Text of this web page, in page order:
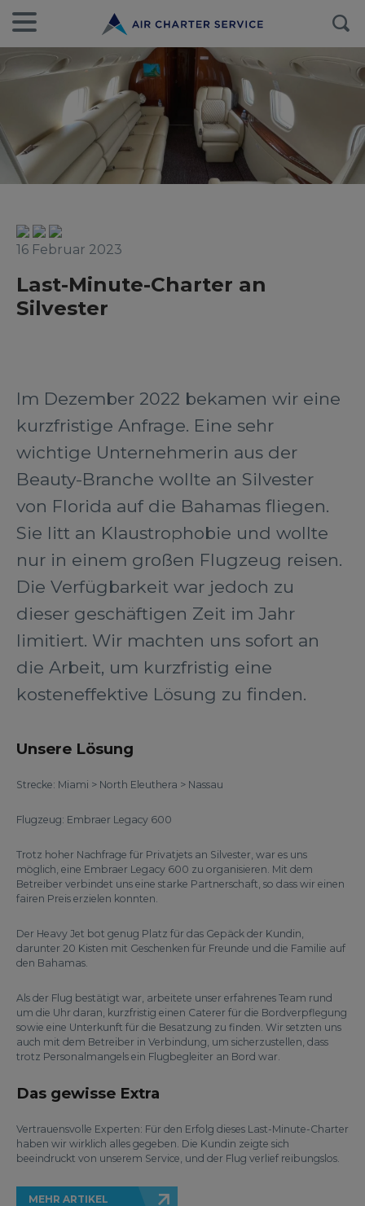
16 Februar 2023
Last-Minute-Charter an
Silvester
Im Dezember 2022 bekamen wir eine
kurzfristige Anfrage. Eine sehr
wichtige Unternehmerin aus der
Beauty-Branche wollte an Silvester
von Florida auf die Bahamas fliegen.
Sie litt an Klaustrophobie und wollte
nur in einem großen Flugzeug reisen.
Die Verfügbarkeit war jedoch zu
dieser geschäftigen Zeit im Jahr
limitiert. Wir machten uns sofort an
die Arbeit, um kurzfristig eine
kosteneffektive Lösung zu finden.
Unsere Lösung
Strecke: Miami > North Eleuthera > Nassau
Flugzeug: Embraer Legacy 600
Trotz hoher Nachfrage für Privatjets an Silvester, war es uns
möglich, eine Embraer Legacy 600 zu organisieren. Mit dem
Betreiber verbindet uns eine starke Partnerschaft, so dass wir einen
fairen Preis erzielen konnten.
Der Heavy Jet bot genug Platz für das Gepäck der Kundin,
darunter 20 Kisten mit Geschenken für Freunde und die Familie auf
den Bahamas.
Als der Flug bestätigt war, arbeitete unser erfahrenes Team rund
um die Uhr daran, kurzfristig einen Caterer für die Bordverpflegung
sowie eine Unterkunft für die Besatzung zu finden. Wir setzten uns
auch mit dem Betreiber in Verbindung, um sicherzustellen, dass
trotz Personalmangels ein Flugbegleiter an Bord war.
Das gewisse Extra
Vertrauensvolle Experten: Für den Erfolg dieses Last-Minute-Charter
haben wir wirklich alles gegeben. Die Kundin zeigte sich
beeindruckt von unserem Service, und der Flug verlief reibungslos.
MEHR ARTIKEL